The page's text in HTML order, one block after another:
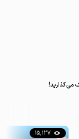
می‌گذارید!
15,127